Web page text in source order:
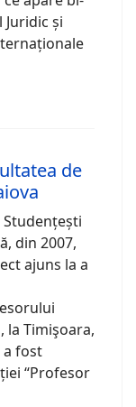
și
de
din 2007,
ajuns la a
la Timişoara,
a fost
“Profesor